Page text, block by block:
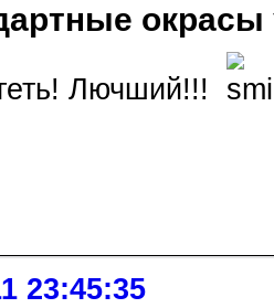
окрасы
Лючший!!!
23:45:35